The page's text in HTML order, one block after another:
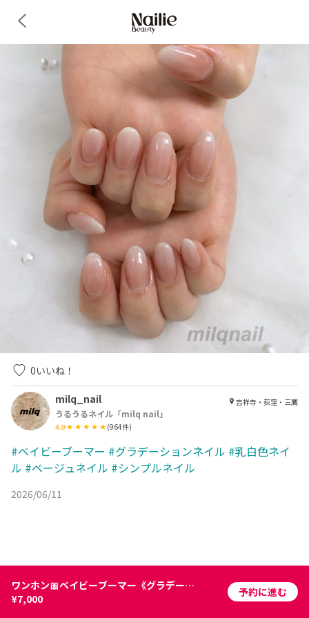
0いいね！
milq_nail
うるうるネイル「milq nail」
4.9 (964件)
吉祥寺・荻窪・三鷹
#ベイビーブーマー #グラデーションネイル #乳白色ネイ
ル #ベージュネイル #シンプルネイル
2026/06/11
ワンホン🎀ベイビーブーマー《グラデーション》￥7000
¥7,000
予約に進む